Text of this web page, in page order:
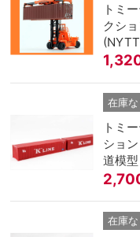
トミ
クシ
ゲージ
在庫な
トミ
ショ
道模
在庫な